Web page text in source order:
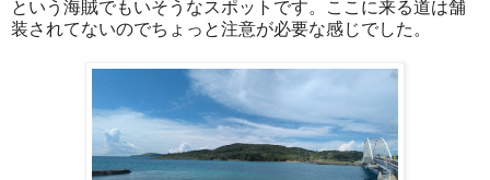
という海賊でもいそうなスポットです。ここに来る道は舗
装されてないのでちょっと注意が必要な感じでした。